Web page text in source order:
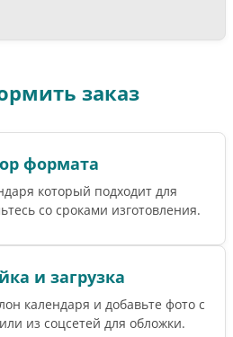
заказ
формата
который подходит для
со сроками изготовления.
и загрузка
календаря и добавьте фото с
из соцсетей для обложки.